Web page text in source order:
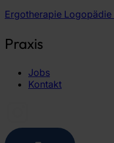
Ergotherapie Logopädie
Praxis
Jobs
Kontakt